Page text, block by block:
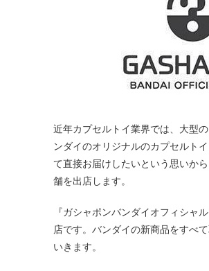
近年カプセルトイ業界では、大型
ンダイのオリジナルのカプセルト
て直接お届けしたいという思いか
舗を出店します。
『ガシャポンバンダイオフィシャ
店です。バンダイの新商品をすべ
いきます。